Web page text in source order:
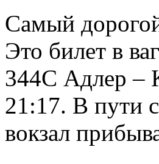
Самый
Это билет в
344С Адлер –
21:17. В пути
вокзал